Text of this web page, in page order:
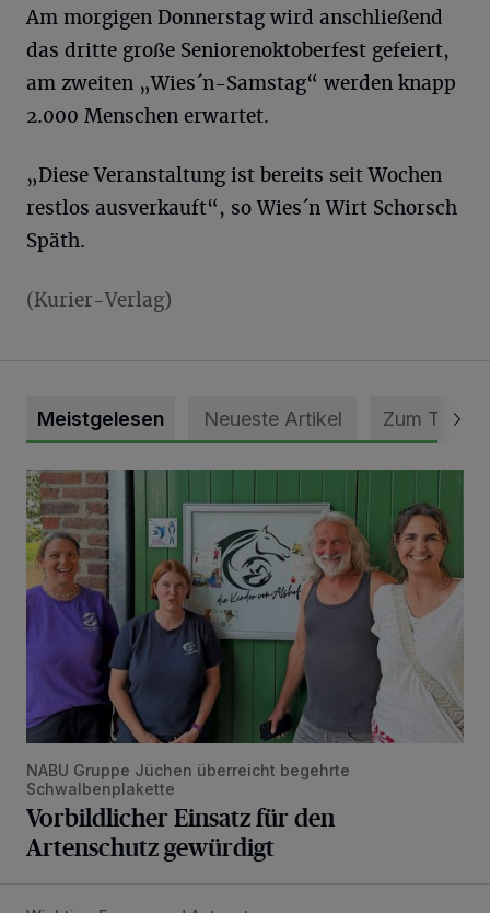
Am morgigen Donnerstag wird anschließend
das dritte große Seniorenoktoberfest gefeiert,
am zweiten „Wies´n-Samstag“ werden knapp
2.000 Menschen erwartet.
„Diese Veranstaltung ist bereits seit Wochen
restlos ausverkauft“, so Wies´n Wirt Schorsch
Späth.
(Kurier-Verlag)
Meistgelesen Neueste Artikel Zum Thema
Vorbildlicher Einsatz für den Artenschutz gewürdigt
NABU Gruppe Jüchen überreicht begehrte
Schwalbenplakette
Vorbildlicher Einsatz für den
Artenschutz gewürdigt